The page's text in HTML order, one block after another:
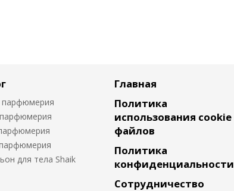
для тела Shaik
Главная
Политика
использования cookie
файлов
Политика
конфиденциальности
Сотрудничество